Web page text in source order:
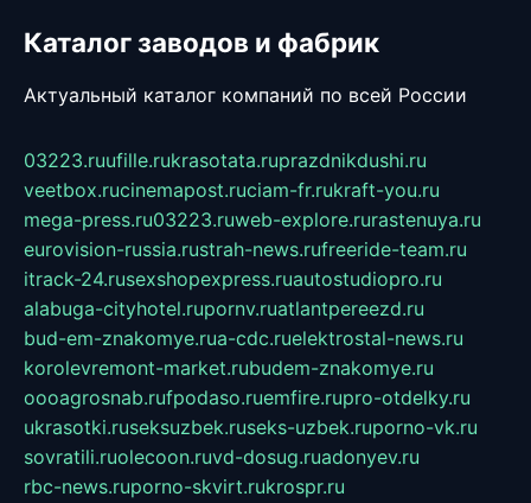
Каталог заводов и фабрик
Актуальный каталог компаний по всей России
03223.ruufille.rukrasotata.ruprazdnikdushi.ru
veetbox.rucinemapost.ruciam-fr.rukraft-you.ru
mega-press.ru03223.ruweb-explore.rurastenuya.ru
eurovision-russia.rustrah-news.rufreeride-team.ru
itrack-24.rusexshopexpress.ruautostudiopro.ru
alabuga-cityhotel.rupornv.ruatlantpereezd.ru
bud-em-znakomye.rua-cdc.ruelektrostal-news.ru
korolevremont-market.rubudem-znakomye.ru
oooagrosnab.rufpodaso.ruemfire.rupro-otdelky.ru
ukrasotki.ruseksuzbek.ruseks-uzbek.ruporno-vk.ru
sovratili.ruolecoon.ruvd-dosug.ruadonyev.ru
rbc-news.ruporno-skvirt.rukrospr.ru